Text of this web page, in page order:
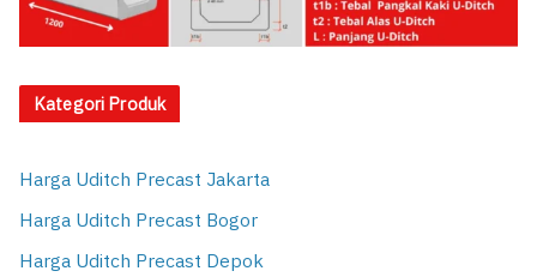
Kategori Produk
Harga Uditch Precast Jakarta
Harga Uditch Precast Bogor
Harga Uditch Precast Depok